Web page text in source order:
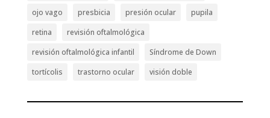
ojo vago
presbicia presión ocular
pupila
retina
revisión oftalmológica
revisión oftalmológica infantil
Síndrome de Down
tortícolis
trastorno ocular visión doble